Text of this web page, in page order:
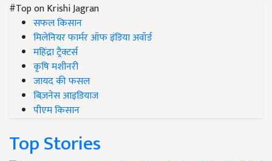
#Top on Krishi Jagran
सफल किसान
मिलेनियर फार्मर ऑफ इंडिया अवॉर्ड
महिंद्रा ट्रैक्टर्स
कृषि मशीनरी
जायद की फसल
बिज़नेस आइडियाज
पीएम किसान
Top Stories